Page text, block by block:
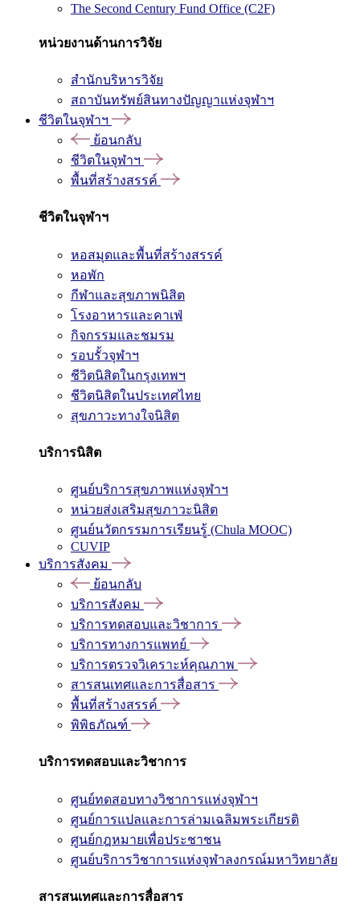
The Second Century Fund Office (C2F)
หน่วยงานด้านการวิจัย
สำนักบริหารวิจัย
สถาบันทรัพย์สินทางปัญญาแห่งจุฬาฯ
ชีวิตในจุฬาฯ
ย้อนกลับ
ชีวิตในจุฬาฯ
พื้นที่สร้างสรรค์
ชีวิตในจุฬาฯ
หอสมุดและพื้นที่สร้างสรรค์
หอพัก
กีฬาและสุขภาพนิสิต
โรงอาหารและคาเฟ่
กิจกรรมและชมรม
รอบรั้วจุฬาฯ
ชีวิตนิสิตในกรุงเทพฯ
ชีวิตนิสิตในประเทศไทย
สุขภาวะทางใจนิสิต
บริการนิสิต
ศูนย์บริการสุขภาพแห่งจุฬาฯ
หน่วยส่งเสริมสุขภาวะนิสิต
ศูนย์นวัตกรรมการเรียนรู้ (Chula MOOC)
CUVIP
บริการสังคม
ย้อนกลับ
บริการสังคม
บริการทดสอบและวิชาการ
บริการทางการแพทย์
บริการตรวจวิเคราะห์คุณภาพ
สารสนเทศและการสื่อสาร
พื้นที่สร้างสรรค์
พิพิธภัณฑ์
บริการทดสอบและวิชาการ
ศูนย์ทดสอบทางวิชาการแห่งจุฬาฯ
ศูนย์การแปลและการล่ามเฉลิมพระเกียรติ
ศูนย์กฎหมายเพื่อประชาชน
ศูนย์บริการวิชาการแห่งจุฬาลงกรณ์มหาวิทยาลัย
สารสนเทศและการสื่อสาร